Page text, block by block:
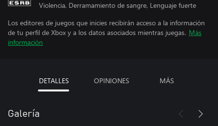
Violencia, Derramamiento de sangre, Lenguaje fuerte
Los editores de juegos que inicies recibirán acceso a la información
de tu perfil de Xbox y a los datos asociados mientras juegas. Más
información
DETALLES OPINIONES MÁS
Galería